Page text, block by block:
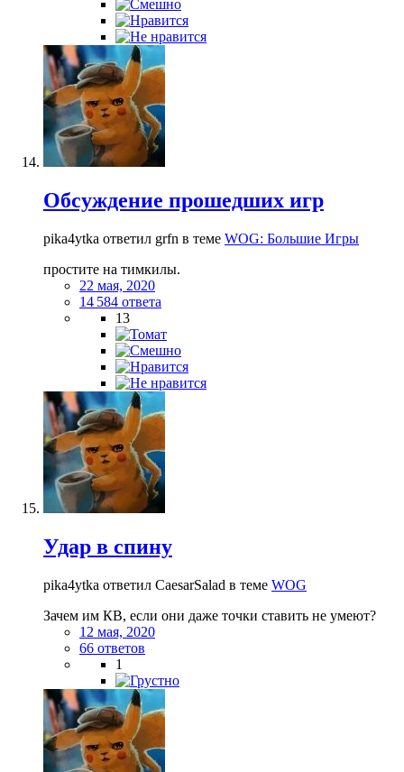
Обсуждение прошедших игр
pika4ytka ответил grfn в теме WOG: Большие Игры
простите на тимкилы.
22 мая, 2020
14 584 ответа
13
Удар в спину
pika4ytka ответил CaesarSalad в теме WOG
Зачем им КВ, если они даже точки ставить не умеют?
12 мая, 2020
66 ответов
1